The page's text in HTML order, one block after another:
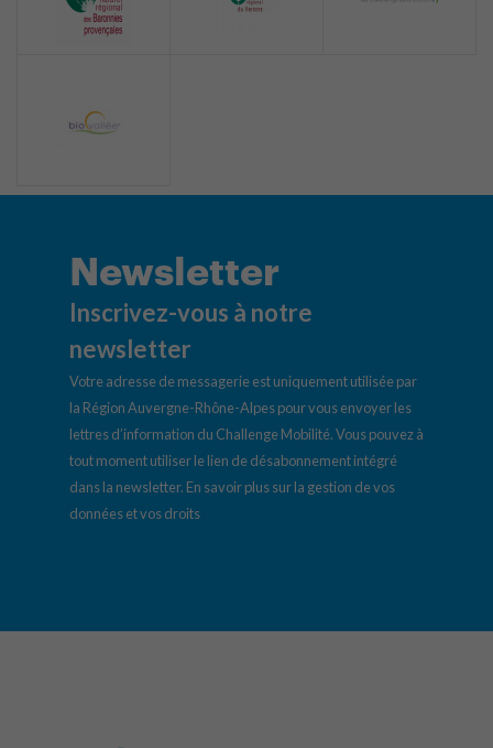
Newsletter
Inscrivez-vous à notre
newsletter
Votre adresse de messagerie est uniquement utilisée par
la Région Auvergne-Rhône-Alpes pour vous envoyer les
lettres d’information du Challenge Mobilité. Vous pouvez à
tout moment utiliser le lien de désabonnement intégré
dans la newsletter. En savoir plus sur la gestion de vos
données et vos droits